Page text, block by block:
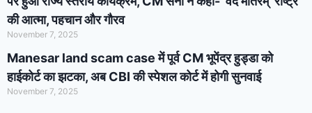
की आत्मा, पहचान और गौरव
November 7, 2025
Manesar land scam case में पूर्व CM भूपेंद्र हुड्डा को
हाईकोर्ट का झटका, अब CBI की स्पेशल कोर्ट में होगी सुनवाई
November 7, 2025